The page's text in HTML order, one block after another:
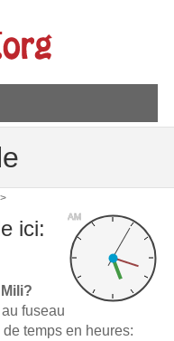
>
AM
ici:
fuseau
temps en heures: